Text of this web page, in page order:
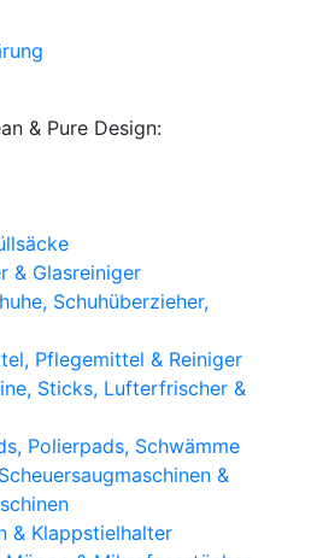
& Pure Design:
& Glasreiniger
Schuhüberzieher,
Pflegemittel & Reiniger
Sticks, Lufterfrischer &
Polierpads, Schwämme
&
& Klappstielhalter